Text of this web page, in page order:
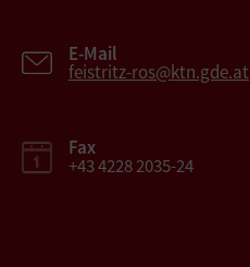
E-Mail
feistritz-ros@ktn.gde.at
Fax
+43 4228 2035-24